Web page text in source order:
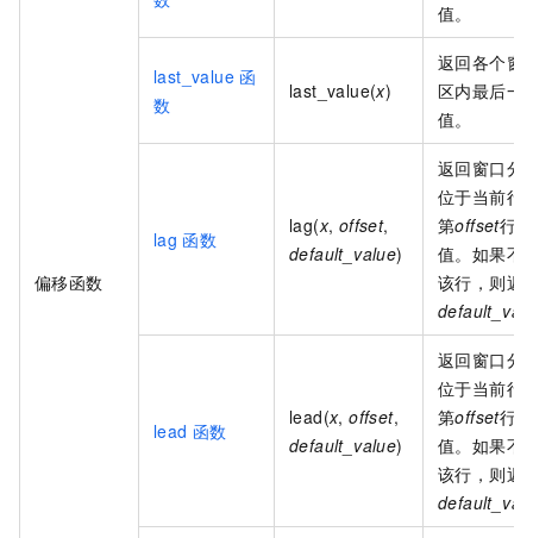
偏移函数
值。
last_value 函
数
last_value(x)
返回各个窗
区内最后一
值。
lag 函数
lag(x, offset,
default_value)
返回窗口分
位于当前行
第offset行的
值。如果不
该行，则返
lead 函数
lead(x,offset,
default_value)
返回窗口分
位于当前行
第offset行的
值。如果不
该行，则返